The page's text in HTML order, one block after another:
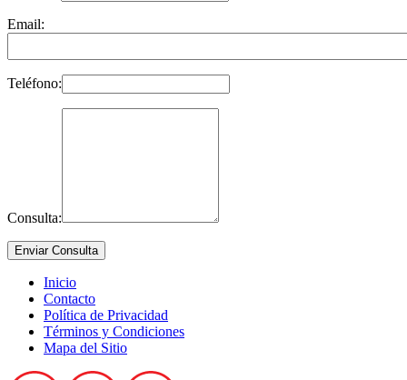
Email:
Teléfono:
Consulta:
Inicio
Contacto
Política de Privacidad
Términos y Condiciones
Mapa del Sitio